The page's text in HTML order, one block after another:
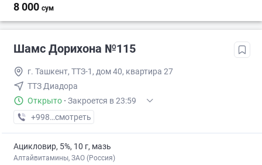
8 000 сум
Шамс Дорихона №115
г. Ташкент, ТТЗ-1, дом 40, квартира 27
ТТЗ Диадора
Открыто · Закроется в 23:59
+998 (99) XXX-XX-XX
смотреть
Ацикловир, 5%, 10 г, мазь
Алтайвитамины, ЗАО (Россия)